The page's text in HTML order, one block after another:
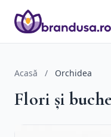
Acasă / Orchidea
Flori și